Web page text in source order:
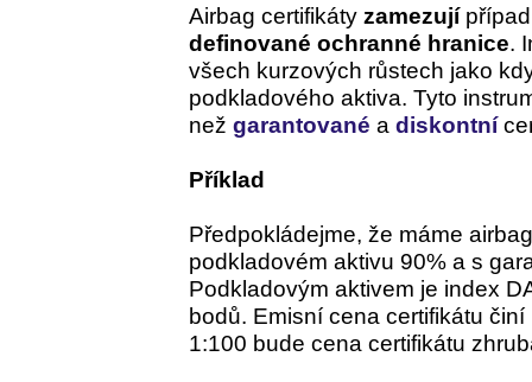
Airbag certifikáty zamezují
definované ochranné hranice.
všech kurzových růstech jako
podkladového aktiva. Tyto
než garantované a diskontní
Příklad
Předpokládejme, že máme
podkladovém aktivu 90% a s
Podkladovým aktivem je index
bodů. Emisní cena certifikátu
1:100 bude cena certifikátu